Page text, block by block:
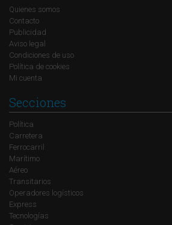
Quienes somos
Contacto
Publicidad
Aviso legal
Condiciones de uso
Política de cookies
Mi cuenta
Secciones
Política
Carretera
Ferrocarril
Marítimo
Aéreo
Transitarios
Operadores logísticos
Express
Tecnologías